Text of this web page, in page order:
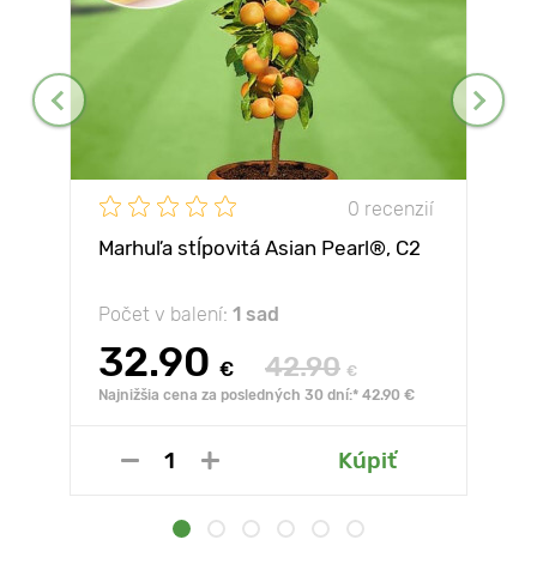
0 recenzií
Marhuľa stĺpovitá Asian Pearl®, C2
Počet v balení: 1 sad
32.90 € 42.90 €
Najnižšia cena za posledných 30 dní:* 42.90 €
Kúpiť